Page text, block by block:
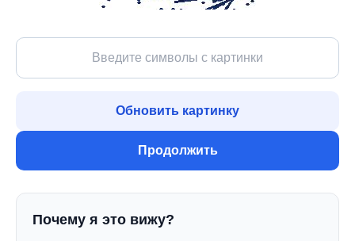
Обновить картинку
Продолжить
Почему я это вижу?